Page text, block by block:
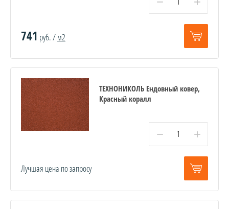
741 руб. /м2
ТЕХНОНИКОЛЬ Ендовный ковер,
Красный коралл
− +
Лучшая цена по запросу